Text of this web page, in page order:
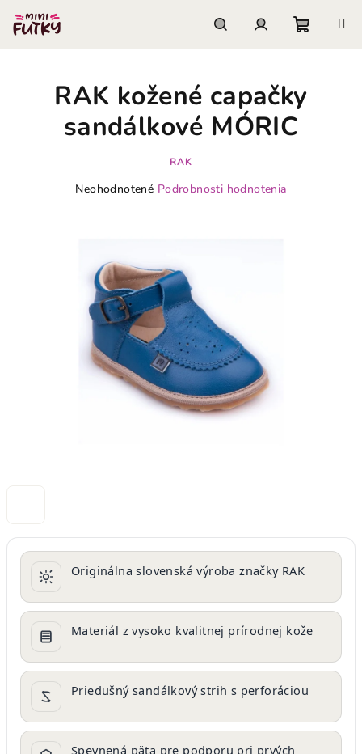
obsah
košík
Originálna slovenská výroba značky RAK
Materiál z vysoko kvalitnej prírodnej kože
Priedušný sandálkový strih s perforáciou
Spevnená päta pre podporu pri prvých
RAK kožené capačky
sandálkové MÓRIC
RAK
Priemerné
hviezdičiek.
Neohodnotené Podrobnosti hodnotenia